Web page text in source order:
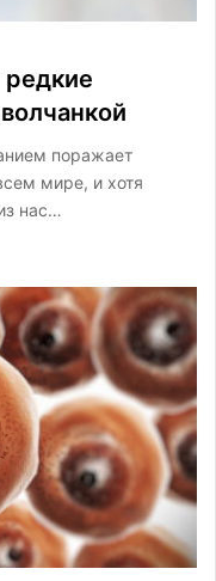
поражает
мире, и хотя
нас…